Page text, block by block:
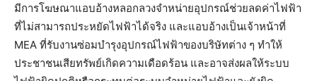
มีการโฆษณาแอบอ้างหลอกลวงจำหน่ายอุปกรณ์ช่วยลดค่าไฟฟ้า
ที่ไม่สามารถประหยัดไฟฟ้าได้จริง และแอบอ้างเป็นเจ้าหน้าที่
MEA ที่รับงานซ่อมบำรุงอุปกรณ์ไฟฟ้าของบริษัทต่าง ๆ ทำให้
ประชาชนเสียทรัพย์เกิดความเดือดร้อน และอาจส่งผลให้ระบบ